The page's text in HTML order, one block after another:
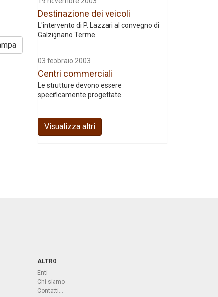
Destinazione dei veicoli
L'intervento di P. Lazzari al convegno di
Galzignano Terme.
03 febbraio 2003
Centri commerciali
Le strutture devono essere
specificamente progettate.
Visualizza altri
ALTRO
Enti
Chi siamo
Contatti...